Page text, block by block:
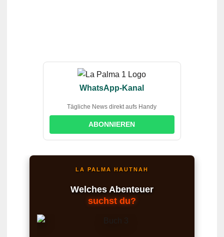
WhatsApp-Kanal
Tägliche News direkt aufs Handy
ABONNIEREN
LA PALMA HAUTNAH
Welches Abenteuer
suchst du?